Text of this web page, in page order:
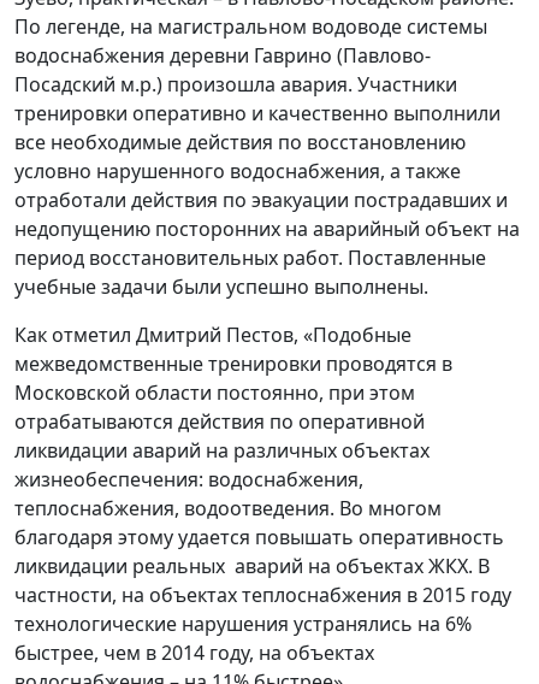
По легенде, на магистральном водоводе системы
водоснабжения деревни Гаврино (Павлово-
Посадский м.р.) произошла авария. Участники
тренировки оперативно и качественно выполнили
все необходимые действия по восстановлению
условно нарушенного водоснабжения, а также
отработали действия по эвакуации пострадавших и
недопущению посторонних на аварийный объект на
период восстановительных работ. Поставленные
учебные задачи были успешно выполнены.
Как отметил Дмитрий Пестов, «Подобные
межведомственные тренировки проводятся в
Московской области постоянно, при этом
отрабатываются действия по оперативной
ликвидации аварий на различных объектах
жизнеобеспечения: водоснабжения,
теплоснабжения, водоотведения. Во многом
благодаря этому удается повышать оперативность
ликвидации реальных аварий на объектах ЖКХ. В
частности, на объектах теплоснабжения в 2015 году
технологические нарушения устранялись на 6%
быстрее, чем в 2014 году, на объектах